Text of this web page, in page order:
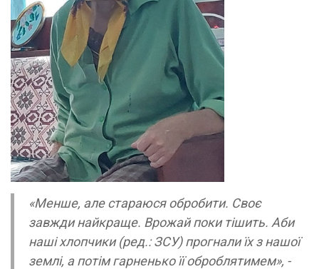
«Менше, але стараюся обробити. Своє
завжди найкраще. Врожай поки тішить. Аби
наші хлопчики (ред.: ЗСУ) прогнали їх з нашої
землі, а потім гарненько її оброблятимем», -